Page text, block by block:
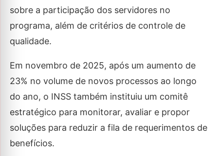
sobre a participação dos servidores no
programa, além de critérios de controle de
qualidade.
Em novembro de 2025, após um aumento de
23% no volume de novos processos ao longo
do ano, o INSS também instituiu um comitê
estratégico para monitorar, avaliar e propor
soluções para reduzir a fila de requerimentos de
benefícios.